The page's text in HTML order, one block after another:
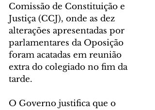
Comissão de Constituição e
Justiça (CCJ), onde as dez
alterações apresentadas por
parlamentares da Oposição
foram acatadas em reunião
extra do colegiado no fim da
tarde.
O Governo justifica que o